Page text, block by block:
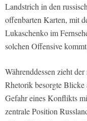
Landstrich in den
offenbarten Karten, mit
Lukaschenko im
solchen Offensive
Währenddessen zieht
Rhetorik besorgte
Gefahr eines Konflikts
zentrale Position